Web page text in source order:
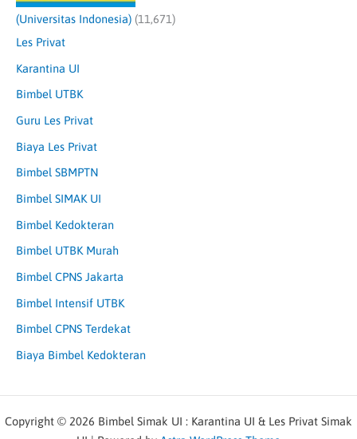
(Universitas Indonesia) (11,671)
Les Privat
Karantina UI
Bimbel UTBK
Guru Les Privat
Biaya Les Privat
Bimbel SBMPTN
Bimbel SIMAK UI
Bimbel Kedokteran
Bimbel UTBK Murah
Bimbel CPNS Jakarta
Bimbel Intensif UTBK
Bimbel CPNS Terdekat
Biaya Bimbel Kedokteran
Copyright © 2026 Bimbel Simak UI : Karantina UI & Les Privat Simak